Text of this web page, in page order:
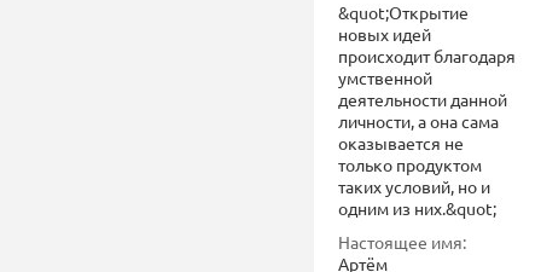
&quot;Открытие
новых идей
происходит благодаря
умственной
деятельности данной
личности, а она сама
оказывается не
только продуктом
таких условий, но и
одним из них.&quot;
Настоящее имя:
Артём